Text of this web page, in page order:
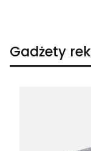
Gadżety